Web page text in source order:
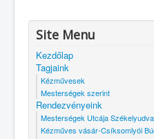
Site Menu
Kezdőlap
Tagjaink
Kézművesek
Mesterségek szerint
Rendezvényeink
Mesterségek Utcája
Kézműves vásár-Csíksomlyói